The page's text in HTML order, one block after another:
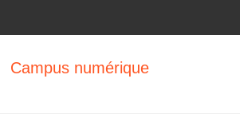
Campus numérique